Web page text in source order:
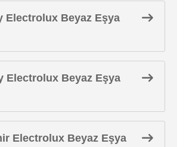
Electrolux Beyaz Eşya
Electrolux Beyaz Eşya
Electrolux Beyaz Eşya